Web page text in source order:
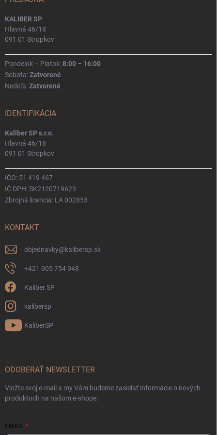
KALIBER SP
Hlavná 46/18
091 01 Stropkov
Pondelok – Piatok:8:00 – 16:00
Sobota:Zatvorené
Nedeľa:Zatvorené
IDENTIFIKÁCIA
Kaliber SP s.r.o.
Hlavná 46/18
091 01 Stropkov
IČO: 51 419 467
IČ DPH: SK2120719623
Zbrojná licencia: LA 002853
KONTAKT
objednavky@kalibersp.sk
+421 905 754 948
Kaliber SP
kalibersp
KaliberSP
ODOBERAŤ NEWSLETTER
Vložte svoj e-mail a my Vám budeme zasielať informácie o nových
produktoch na našom e-shope.
EMAIL